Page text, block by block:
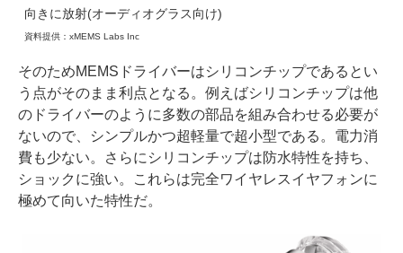
向きに放射(オーディオグラス向け)
資料提供：xMEMS Labs Inc
そのためMEMSドライバーはシリコンチップであるとい
う点がそのまま利点となる。例えばシリコンチップは他
のドライバーのように多数の部品を組み合わせる必要が
ないので、シンプルかつ超軽量で超小型である。電力消
費も少ない。さらにシリコンチップは防水特性を持ち、
ショックに強い。これらは完全ワイヤレスイヤフォンに
極めて向いた特性だ。